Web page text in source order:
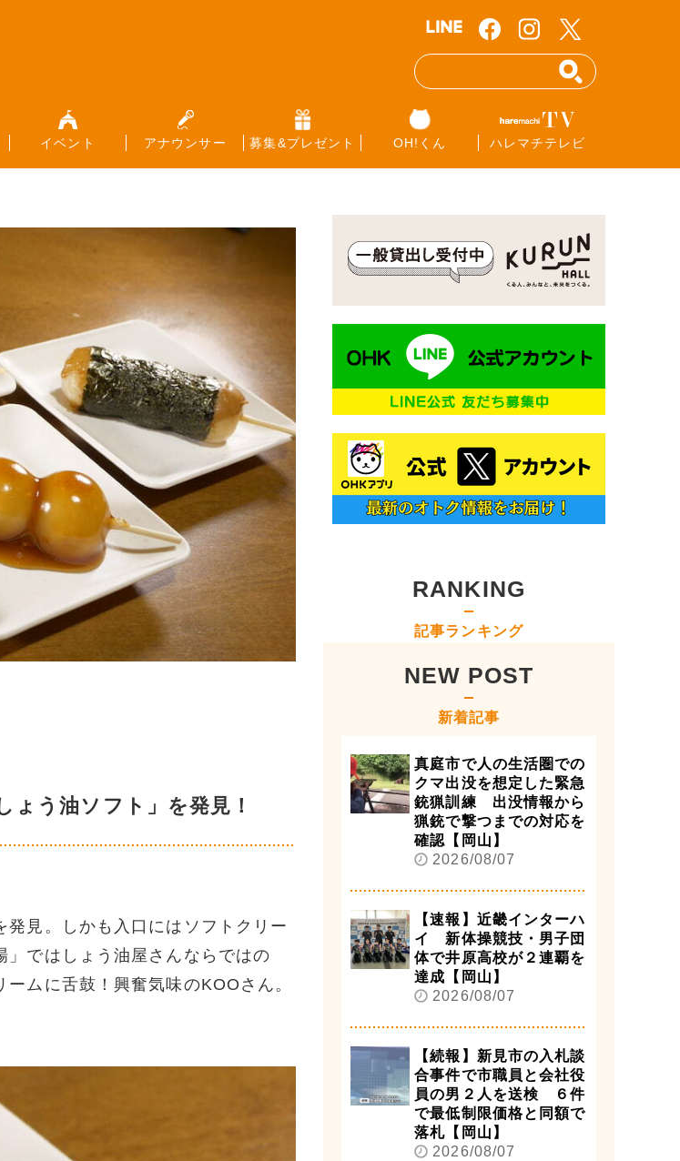
イベント アナウンサー 募集&プレゼント OH!くん ハレマチテレビ
ょう油ソフト」を発見！
見。しかも入口にはソフトクリー
ではしょう油屋さんならではの
ムに舌鼓！興奮気味のKOOさん。
RANKING
記事ランキング
NEW POST
新着記事
真庭市で人の生活圏での
クマ出没を想定した緊急
銃猟訓練 出没情報から
猟銃で撃つまでの対応を
確認【岡山】
2026/08/07
【速報】近畿インターハ
イ 新体操競技・男子団
体で井原高校が２連覇を
達成【岡山】
2026/08/07
【続報】新見市の入札談
合事件で市職員と会社役
員の男２人を送検 ６件
で最低制限価格と同額で
落札【岡山】
2026/08/07